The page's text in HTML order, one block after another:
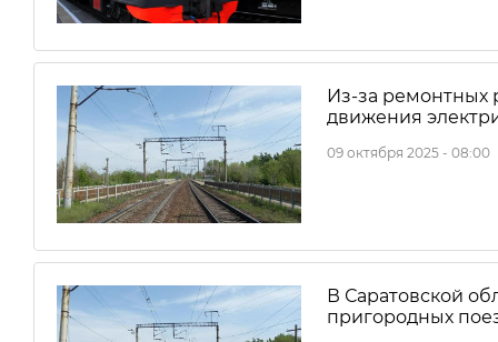
Из-за ремонтных
движения
09 октября 2025 - 08:00
В Саратовской
пригородных